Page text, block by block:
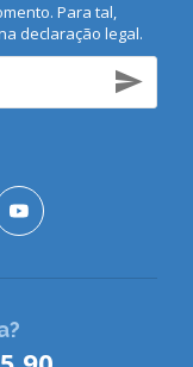
Para tal,
declaração legal.